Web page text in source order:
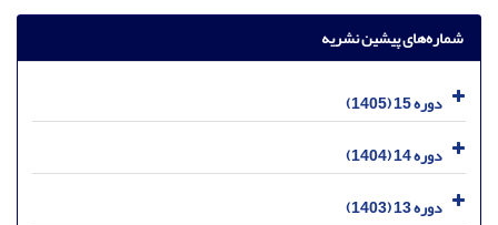
شماره‌های پیشین نشریه
دوره 15 (1405)
دوره 14 (1404)
دوره 13 (1403)